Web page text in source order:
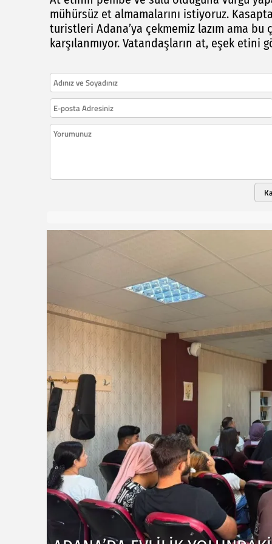
mühürsüz et almamalarını istiyoruz.
turistleri Adana’ya çekmemiz lazım ama
karşılanmıyor. Vatandaşların at, eşek etini